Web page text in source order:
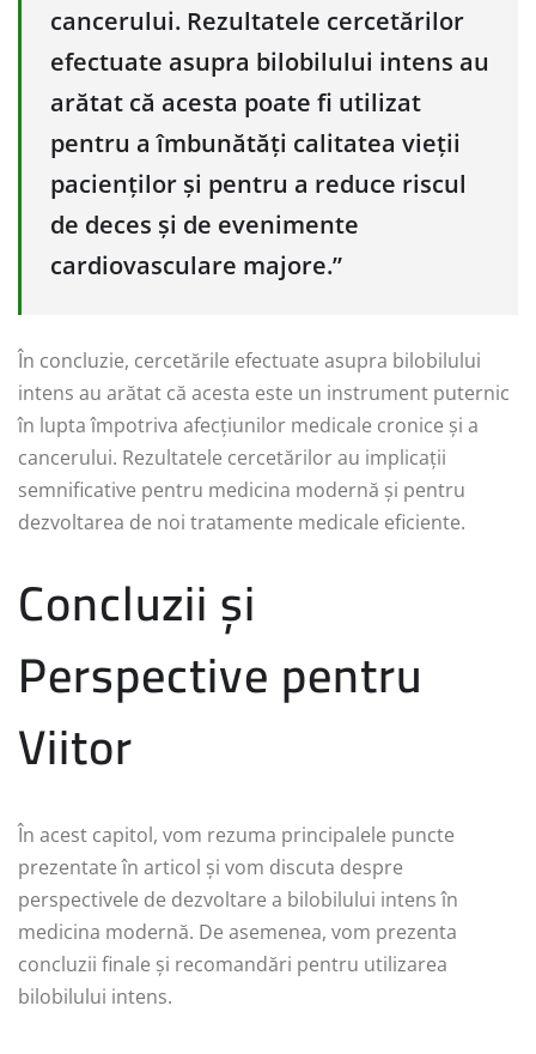
cancerului. Rezultatele cercetărilor
efectuate asupra bilobilului intens au
arătat că acesta poate fi utilizat
pentru a îmbunătăți calitatea vieții
pacienților și pentru a reduce riscul
de deces și de evenimente
cardiovasculare majore.”
În concluzie, cercetările efectuate asupra bilobilului
intens au arătat că acesta este un instrument puternic
în lupta împotriva afecțiunilor medicale cronice și a
cancerului. Rezultatele cercetărilor au implicații
semnificative pentru medicina modernă și pentru
dezvoltarea de noi tratamente medicale eficiente.
Concluzii și
Perspective pentru
Viitor
În acest capitol, vom rezuma principalele puncte
prezentate în articol și vom discuta despre
perspectivele de dezvoltare a bilobilului intens în
medicina modernă. De asemenea, vom prezenta
concluzii finale și recomandări pentru utilizarea
bilobilului intens.